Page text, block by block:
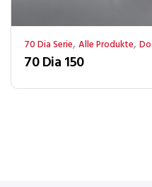
70 Dia Serie, Alle Produkte,
70 Dia 150